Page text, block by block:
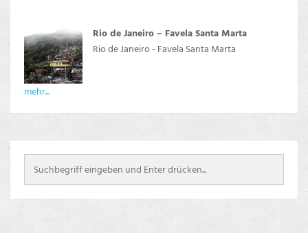
Rio de Janeiro – Favela Santa Marta
Rio de Janeiro - Favela Santa Marta
mehr...